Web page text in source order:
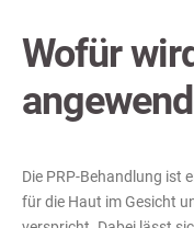
Wofür
Die PRP-Behandlung ist
für die Haut im Gesicht